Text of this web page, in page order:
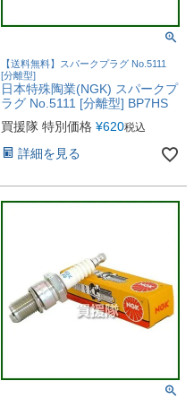
【送料無料】スパークプラグ No.5111
[分離型]
日本特殊陶業(NGK) スパークプ
ラグ No.5111 [分離型] BP7HS
買援隊 特別価格 ¥620税込
詳細を見る